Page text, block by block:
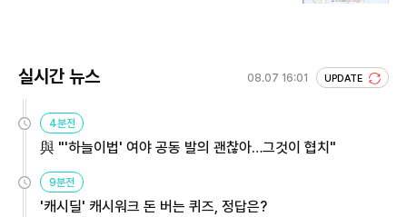
실시간 뉴스 08.07 16:01 UPDATE
4분전
與 "'하늘이법' 여야 공동 발의 괜찮아…그것이 협치"
9분전
'캐시딜' 캐시워크 돈 버는 퀴즈, 정답은?